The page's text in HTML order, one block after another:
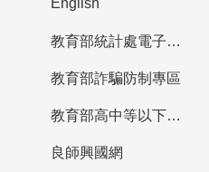
教育部統計處電子書櫃
教育部詐騙防制專區
教育部高中等以下學校及幼兒園教師資格檢定考試
良師興國網